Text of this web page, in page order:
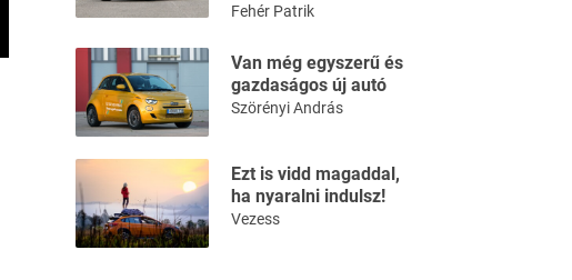
Fehér Patrik
Van még egyszerű és
gazdaságos új autó
Szörényi András
Ezt is vidd magaddal,
ha nyaralni indulsz!
Vezess